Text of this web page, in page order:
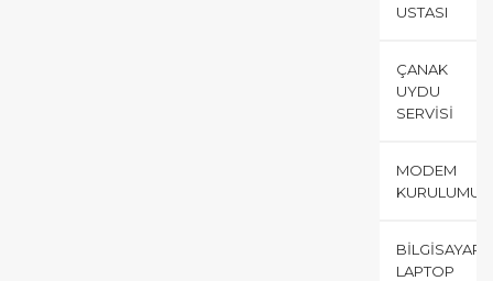
USTASI
ÇANAK
UYDU
SERVISI
MODEM
KURULUMU
BILGISAYAR
LAPTOP